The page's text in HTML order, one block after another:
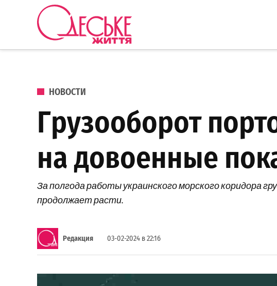
Перейти к содержанию
ОПУБЛИКОВАНО В
НОВОСТИ
Грузооборот
на довоенные
За полгода работы украинского морского коридора
продолжает расти.
Редакция 03-02-2024 в 22:16